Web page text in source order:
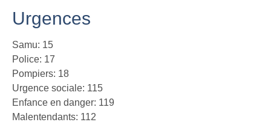
Urgences
Samu: 15
Police: 17
Pompiers: 18
Urgence sociale: 115
Enfance en danger: 119
Malentendants: 112